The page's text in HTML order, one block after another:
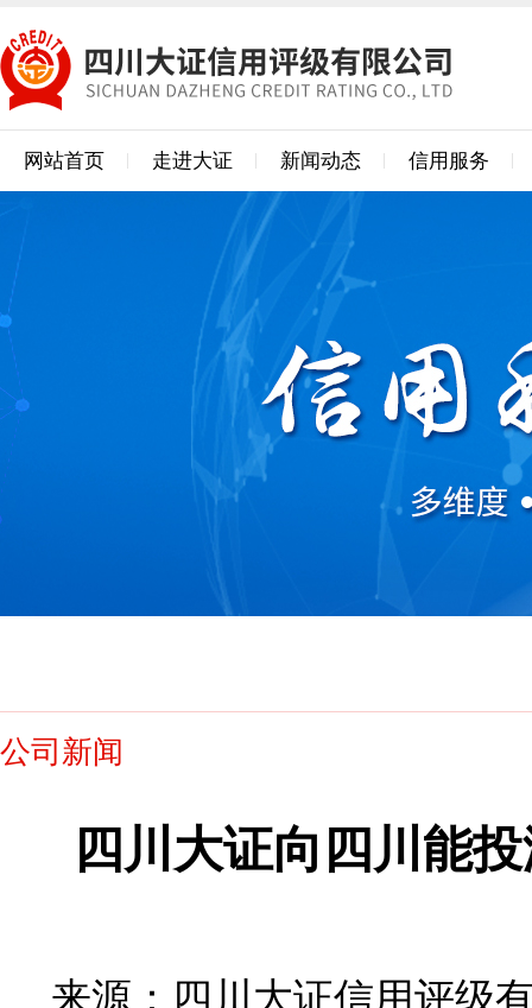
网站首页 走进大证 新闻动态 信用服务
公司新闻
四川大证向四川能
来源：四川大证信用评级